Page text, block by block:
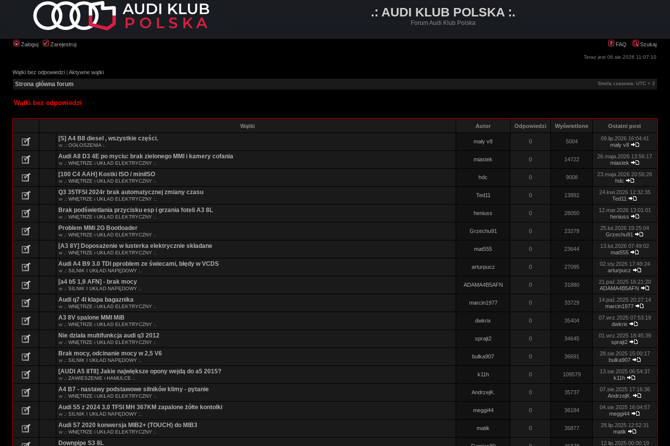
.: AUDI KLUB POLSKA :.
Forum Audi Klub Polska
Zaloguj Zarejestruj FAQ Szukaj
Teraz jest 06.sie.2026 11:07:10
Wątki bez odpowiedzi | Aktywne wątki
Strona główna forum Strefa czasowa: UTC + 2
Wątki bez odpowiedzi
Wątki Autor Odpowiedzi Wyświetlone Ostatni post
[S] A4 B8 diesel , wszystkie części.
w .: OGŁOSZENIA :.
mały v8 0 5004
09.lip.2026 16:04:41
mały v8
Audi A8 D3 4E po myciu: brak zielonego MMI i kamery cofania
w .: WNĘTRZE i UKŁAD ELEKTRYCZNY :.
miastek 0 14722
26.maja.2026 13:56:17
miastek
[100 C4 AAH] Kostki ISO / miniISO
w .: WNĘTRZE i UKŁAD ELEKTRYCZNY :.
hdc 0 9008
23.maja.2026 20:56:26
hdc
Q3 35TFSI 2024r brak automatycznej zmiany czasu
w .: WNĘTRZE i UKŁAD ELEKTRYCZNY :.
Ted11 0 13892
24.kwi.2026 12:32:35
Ted11
Brak podświetlania przycisku esp i grzania foteli A3 8L
w .: WNĘTRZE i UKŁAD ELEKTRYCZNY :.
heniuss 0 28050
12.mar.2026 13:01:01
heniuss
Problem MMi 2G Bootloader
w .: WNĘTRZE i UKŁAD ELEKTRYCZNY :.
Grzechu91 0 23279
25.lut.2026 19:25:04
Grzechu91
[A3 8Y] Doposażenie w lusterka elektrycznie składane
w .: WNĘTRZE i UKŁAD ELEKTRYCZNY :.
mat555 0 23644
13.lut.2026 07:49:02
mat555
Audi A4 B9 3.0 TDI pproblem ze świecami, błędy w VCDS
w .: SILNIK I UKŁAD NAPĘDOWY :.
arturpucz 0 27095
02.sty.2026 17:49:24
arturpucz
[a4 b5 1,9 AFN] - brak mocy
w .: SILNIK I UKŁAD NAPĘDOWY :.
ADAMA4B5AFN 0 31880
21.paź.2025 16:21:20
ADAMA4B5AFN
Audi q7 4l klapa bagaznika
w .: WNĘTRZE i UKŁAD ELEKTRYCZNY :.
marcin1977 0 33729
14.paź.2025 20:27:14
marcin1977
A3 8V spalone MMI MiB
w .: WNĘTRZE i UKŁAD ELEKTRYCZNY :.
dwkrix 0 35404
07.wrz.2025 07:53:19
dwkrix
Nie działa multifunkcja audi q3 2012
w .: WNĘTRZE i UKŁAD ELEKTRYCZNY :.
sprajt2 0 34645
01.wrz.2025 18:45:39
sprajt2
Brak mocy, odcinanie mocy w 2,5 V6
w .: SILNIK I UKŁAD NAPĘDOWY :.
bulka907 0 36691
28.sie.2025 15:00:17
bulka907
[AUDI A5 8T8] Jakie największe opony wejdą do a5 2015?
w .: ZAWIESZENIE i HAMULCE :.
k11h 0 109579
13.sie.2025 06:54:37
k11h
A4 B7 - nastawy podstawowe silników klimy - pytanie
w .: WNĘTRZE i UKŁAD ELEKTRYCZNY :.
AndrzejK. 0 35737
07.sie.2025 17:16:36
AndrzejK.
Audi S5 z 2024 3.0 TFSI MH 367KM zapalone żółte kontolki
w .: SILNIK I UKŁAD NAPĘDOWY :.
meggi44 0 36184
04.sie.2025 16:04:57
meggi44
Audi S7 2020 konwersja MIB2+ (TOUCH) do MIB3
w .: WNĘTRZE i UKŁAD ELEKTRYCZNY :.
matik 0 35877
28.lip.2025 12:52:31
matik
Downpipe S3 8L 12.lip.2025 00:00:19